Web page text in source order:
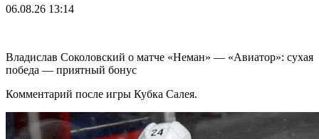
06.08.26 13:14
Владислав Соколовский о матче «Неман» — «Авиатор»: сухая
победа — приятный бонус
Комментарий после игры Кубка Салея.